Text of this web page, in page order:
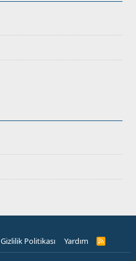
Gizlilik Politikası Yardım
R